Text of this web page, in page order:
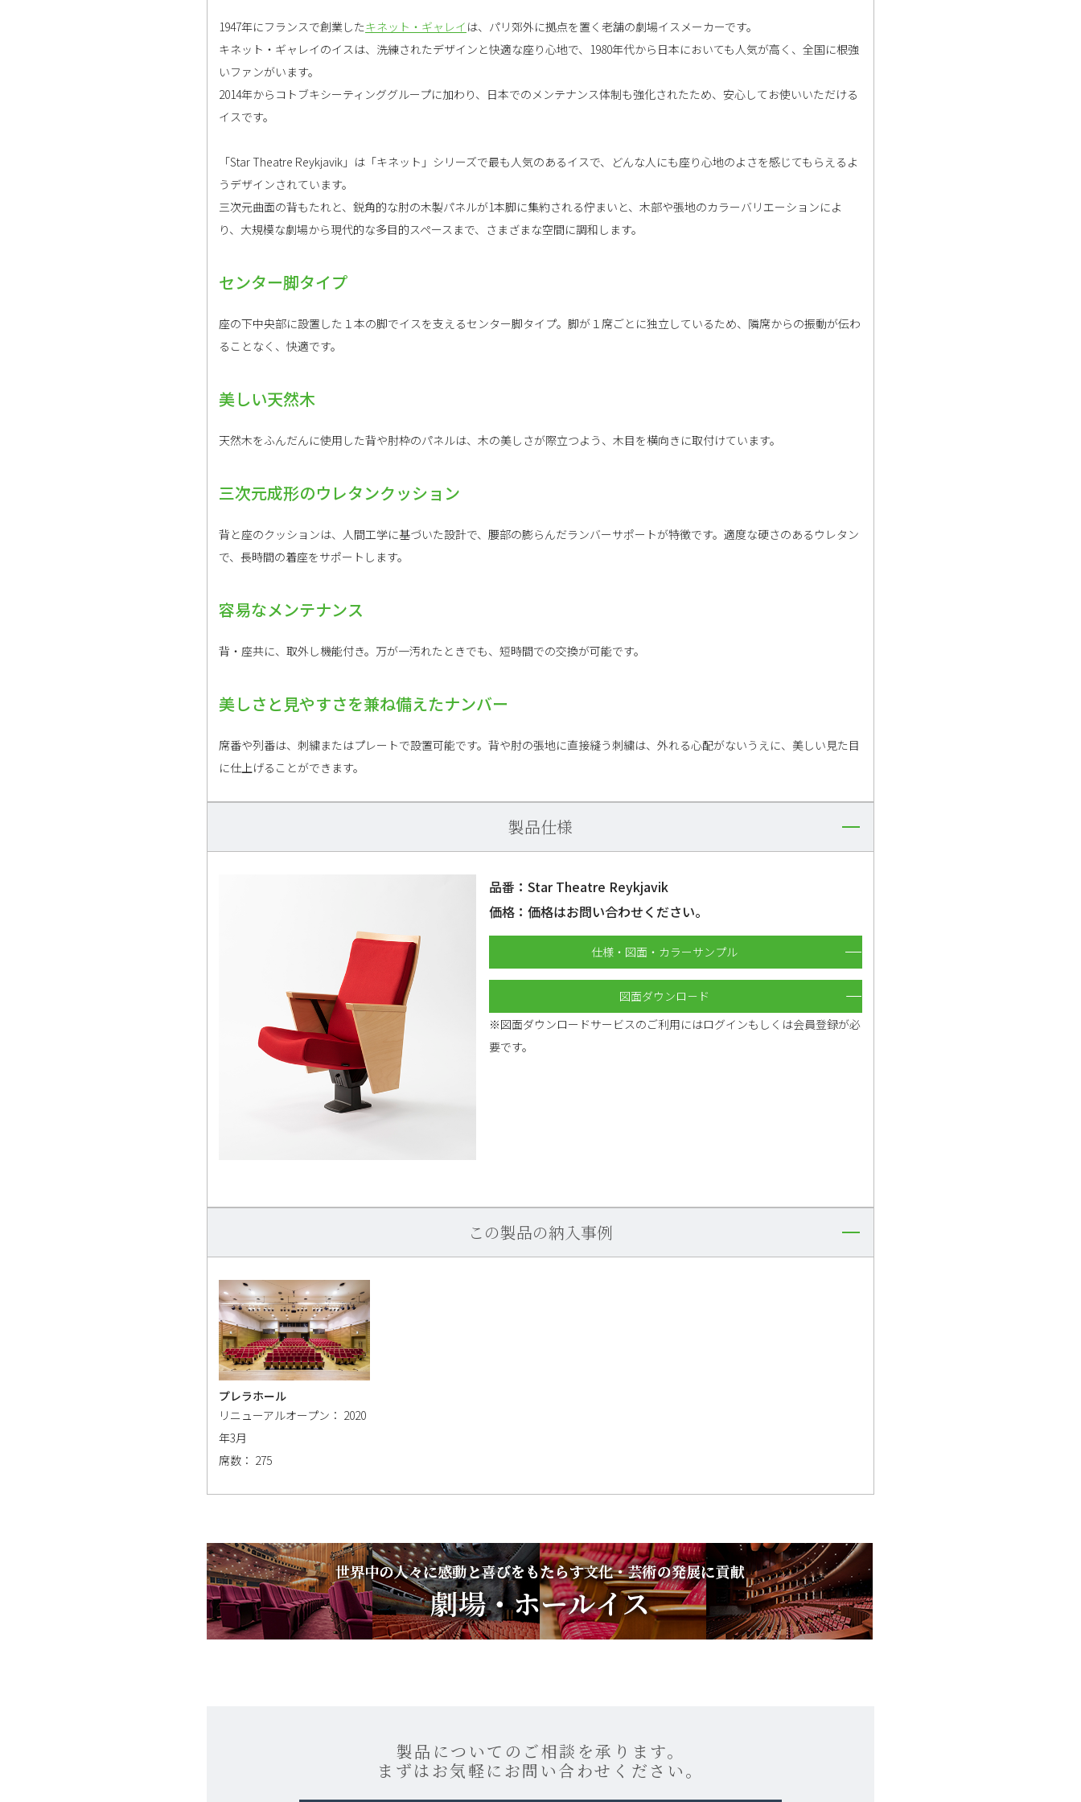
1947年にフランスで創業したキネット・ギャレイ は、パリ郊外に拠点を置く老舗の劇場イスメーカーです。
キネット・ギャレイのイスは、洗練されたデザインと快適な座り心地で、1980年代から日本においても人気が高く、全国に根強
いファンがいます。
2014年からコトブキシーティンググループに加わり、日本でのメンテナンス体制も強化されたため、安心してお使いいただける
イスです。
「Star Theatre Reykjavik」は「キネット」シリーズで最も人気のあるイスで、どんな人にも座り心地のよさを感じてもらえるよ
うデザインされています。
三次元曲面の背もたれと、鋭角的な肘の木製パネルが1本脚に集約される佇まいと、木部や張地のカラーバリエーションによ
り、大規模な劇場から現代的な多目的スペースまで、さまざまな空間に調和します。
センター脚タイプ
座の下中央部に設置した１本の脚でイスを支えるセンター脚タイプ。脚が１席ごとに独立しているため、隣席からの振動が伝わ
ることなく、快適です。
美しい天然木
天然木をふんだんに使用した背や肘枠のパネルは、木の美しさが際立つよう、木目を横向きに取付けています。
三次元成形のウレタンクッション
背と座のクッションは、人間工学に基づいた設計で、腰部の膨らんだランバーサポートが特徴です。適度な硬さのあるウレタン
で、長時間の着座をサポートします。
容易なメンテナンス
背・座共に、取外し機能付き。万が一汚れたときでも、短時間での交換が可能です。
美しさと見やすさを兼ね備えたナンバー
席番や列番は、刺繍またはプレートで設置可能です。背や肘の張地に直接縫う刺繍は、外れる心配がないうえに、美しい見た目
に仕上げることができます。
製品仕様
品番：Star Theatre Reykjavik
価格：価格はお問い合わせください。
仕様・図面・カラーサンプル
図面ダウンロ－ド
※図面ダウンロードサービスのご利用にはログインもしくは会員登録が必
要です。
この製品の納入事例
プレラホール
リニューアルオープン： 2020
年3月
席数： 275
製品についてのご相談を承ります。
まずはお気軽にお問い合わせください。